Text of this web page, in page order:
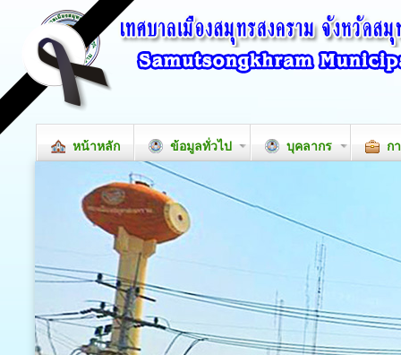
หน้าหลัก ข้อมูลทั่วไป บุคลากร ก